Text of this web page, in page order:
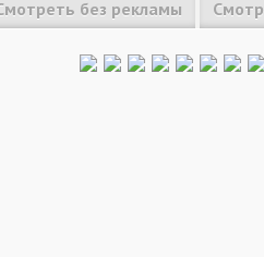
без рекламы